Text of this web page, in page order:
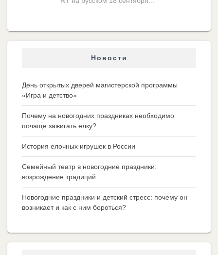
Новости
День открытых дверей магистерской программы
«Игра и детство»
Почему на новогодних праздниках необходимо
почаще зажигать елку?
История елочных игрушек в России
Семейный театр в новогодние праздники:
возрождение традиций
Новогодние праздники и детский стресс: почему он
возникает и как с ним бороться?